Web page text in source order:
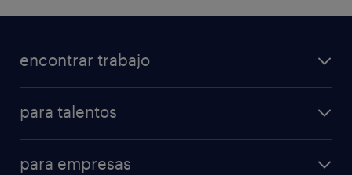
encontrar trabajo
para talentos
para empresas